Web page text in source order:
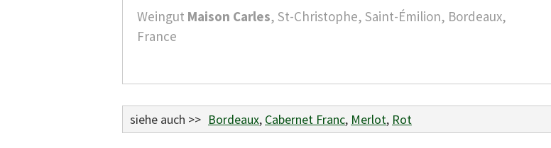
Weingut Maison Carles, St-Christophe, Saint-Émilion, Bordeaux,
France
siehe auch >> Bordeaux, Cabernet Franc, Merlot, Rot